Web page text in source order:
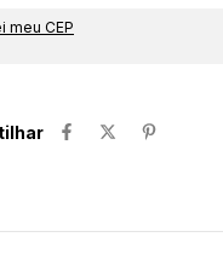
meu CEP